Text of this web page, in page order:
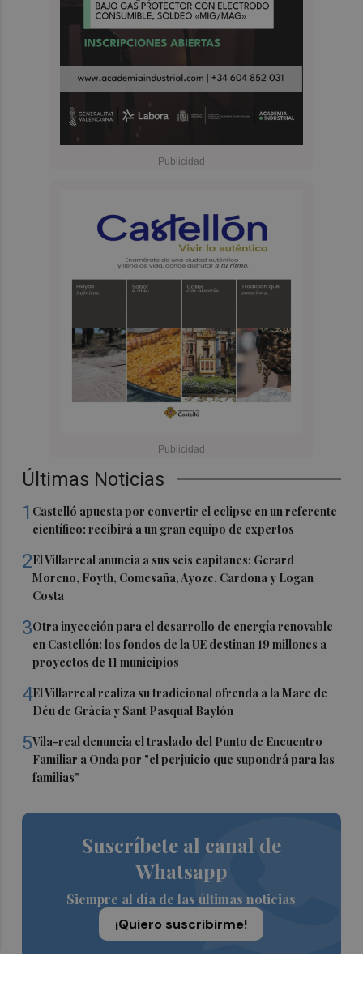
Últimas Noticias
1 Castelló apuesta por convertir el eclipse en un referente
científico: recibirá a un gran equipo de expertos
2El Villarreal anuncia a sus seis capitanes: Gerard
Moreno, Foyth, Comesaña, Ayoze, Cardona y Logan
Costa
3Otra inyección para el desarrollo de energía renovable
en Castellón: los fondos de la UE destinan 19 millones a
proyectos de 11 municipios
4El Villarreal realiza su tradicional ofrenda a la Mare de
Déu de Gràcia y Sant Pasqual Baylón
5Vila-real denuncia el traslado del Punto de Encuentro
Familiar a Onda por "el perjuicio que supondrá para las
familias"
Suscríbete al canal de
Whatsapp
Siempre al día de las últimas noticias
¡Quiero suscribirme!